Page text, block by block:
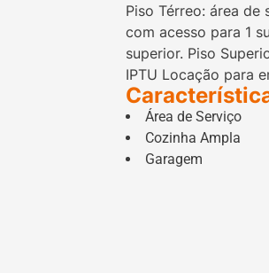
Piso Térreo: área
com acesso para 1
superior. Piso
IPTU Locação para
Área de Serviço
Cozinha Ampla
Garagem